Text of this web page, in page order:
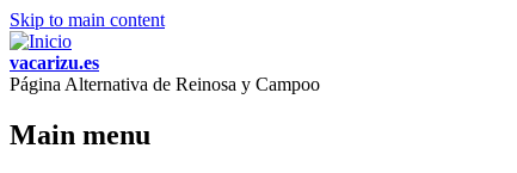
Skip to main content
vacarizu.es
Página Alternativa de Reinosa y Campoo
Main menu